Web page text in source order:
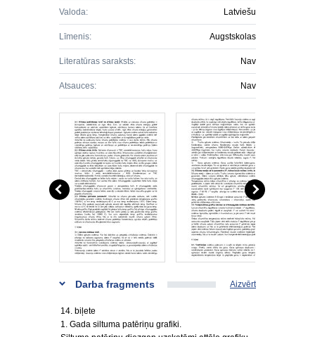
Valoda: Latviešu
Līmenis: Augstskolas
Literatūras saraksts: Nav
Atsauces: Nav
Darba fragments Aizvērt
14. biļete
1. Gada siltuma patēriņu grafiki.